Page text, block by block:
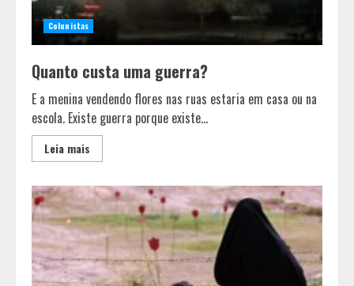
Colunistas
Quanto custa uma guerra?
E a menina vendendo flores nas ruas estaria em casa ou na
escola. Existe guerra porque existe...
Leia mais